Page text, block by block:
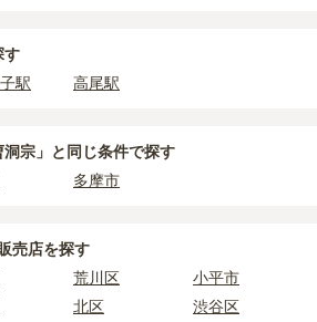
を新しく建てた際に行う儀式のための費
かります。
遺骨を納める儀式のための費用。僧侶に渡
費。契約後、毎年発生するケースがあり
ません。
「提示金額以外にかかる費用はないか」を
めします。
は、資料請求でも各霊園の詳しい料金案
です。
画あり 3人用区画あり
す
駅 高尾駅
洞宗」と 同じ条件で探す
多摩市
売店を探す
荒川区
小平市
北区
渋谷区